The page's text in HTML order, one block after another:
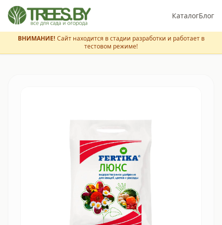
КаталогБлог
ВНИМАНИЕ! Сайт находится в стадии разработки и работает в
тестовом режиме!